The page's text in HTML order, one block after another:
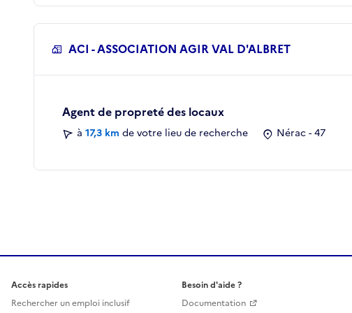
ACI - ASSOCIATION AGIR VAL D'ALBRET
Agent de propreté des locaux
à 17,3 km de votre lieu de recherche Nérac - 47
Accès rapides
Rechercher un emploi inclusif
Besoin d'aide ?
Documentation